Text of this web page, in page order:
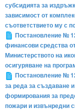
субсидията за
зависимост от
съответствието му с
Постановление №
финансови средства
Министерството на
осигуряване на
Постановление №
за реда за създаване
формирования за
пожари и извънредни